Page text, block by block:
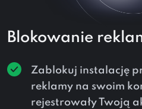
Blokowanie
Zablokuj instalację
reklamy na swoim
rejestrowały Twoją